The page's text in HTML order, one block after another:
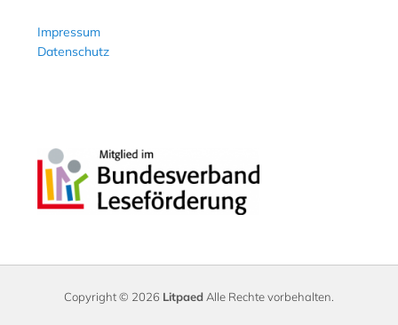
Impressum
Datenschutz
Copyright © 2026 LitpaedAlle Rechte vorbehalten.